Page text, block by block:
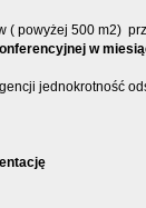
( powyżej 500 m2)
w
jednokrotność